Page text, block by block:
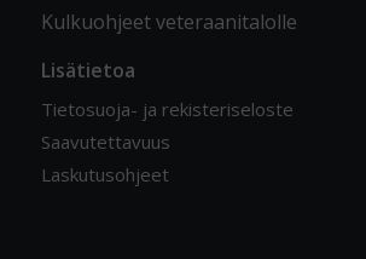
Kulkuohjeet veteraanitalolle
Lisätietoa
Tietosuoja- ja rekisteriseloste
Saavutettavuus
Laskutusohjeet